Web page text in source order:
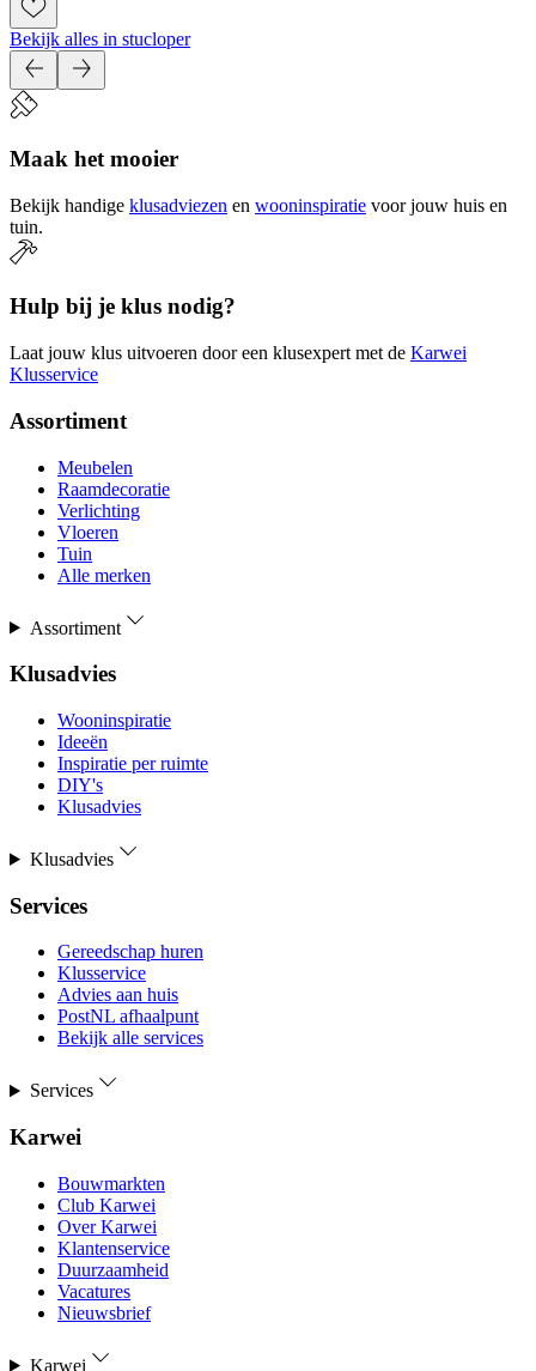
Bekijk alles in stucloper
Maak het mooier
Bekijk handige klusadviezen en wooninspiratie voor jouw huis en
tuin.
Hulp bij je klus nodig?
Laat jouw klus uitvoeren door een klusexpert met de Karwei
Klusservice
Assortiment
Meubelen
Raamdecoratie
Verlichting
Vloeren
Tuin
Alle merken
Assortiment
Klusadvies
Wooninspiratie
Ideeën
Inspiratie per ruimte
DIY's
Klusadvies
Klusadvies
Services
Gereedschap huren
Klusservice
Advies aan huis
PostNL afhaalpunt
Bekijk alle services
Services
Karwei
Bouwmarkten
Club Karwei
Over Karwei
Klantenservice
Duurzaamheid
Vacatures
Nieuwsbrief
Karwei